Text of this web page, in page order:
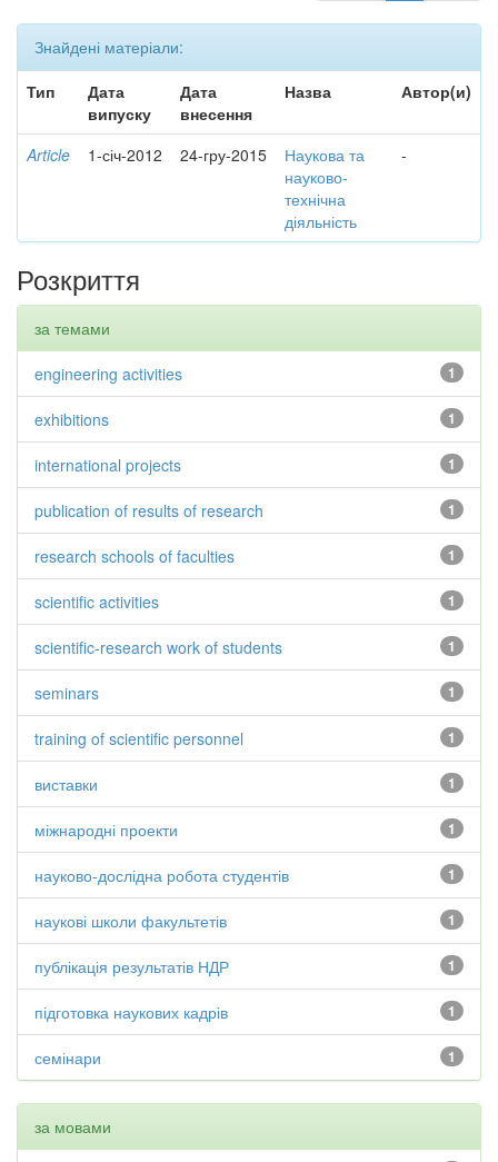
Знайдені матеріали:
Тип
Дата
випуску
Дата
внесення
Назва Автор(и)
Article 1-січ-2012 24-гру-2015
Наукова та
науково-
технічна
діяльність
-
Розкриття
за темами
1
engineering activities
1
exhibitions
1
international projects
1
publication of results of research
1
research schools of faculties
1
scientific activities
1
scientific-research work of students
1
seminars
1
training of scientific personnel
1
виставки
1
міжнародні проекти
1
науково-дослідна робота студентів
1
наукові школи факультетів
1
публікація результатів НДР
1
підготовка наукових кадрів
1
семінари
за мовами